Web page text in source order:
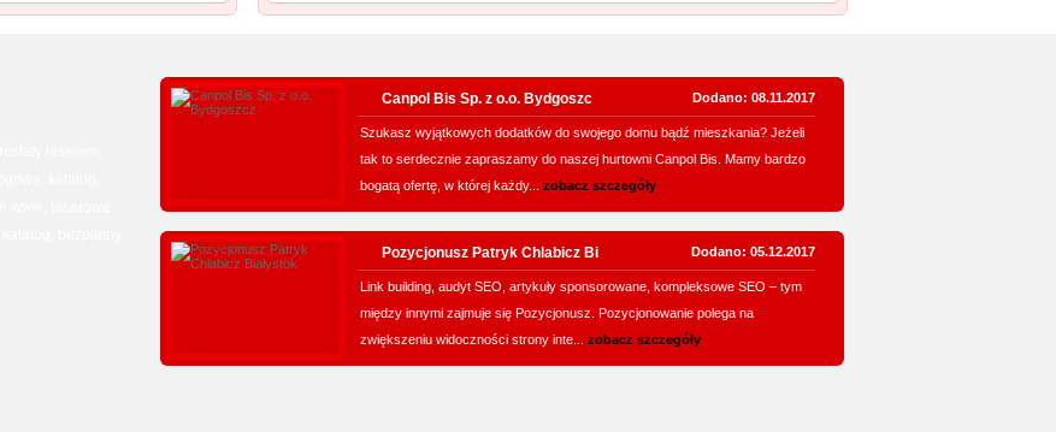
Canpol Bis Sp. z o.o. Bydgoszc Dodano: 08.11.2017
Szukasz wyjątkowych dodatków do swojego domu bądź mieszkania? Jeżeli
tak to serdecznie zapraszamy do naszej hurtowni Canpol Bis. Mamy bardzo
bogatą ofertę, w której każdy... zobacz szczegóły
Pozycjonusz Patryk Chlabicz Bi Dodano: 05.12.2017
Link building, audyt SEO, artykuły sponsorowane, kompleksowe SEO – tym
między innymi zajmuje się Pozycjonusz. Pozycjonowanie polega na
zwiększeniu widoczności strony inte... zobacz szczegóły